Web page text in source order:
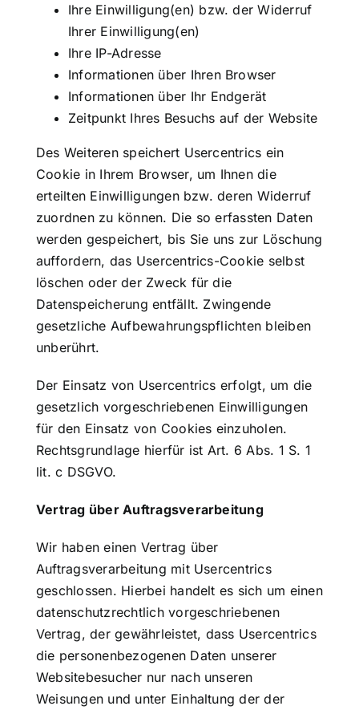
Ihre Einwilligung(en) bzw. der Widerruf
Ihrer Einwilligung(en)
Ihre IP-Adresse
Informationen über Ihren Browser
Informationen über Ihr Endgerät
Zeitpunkt Ihres Besuchs auf der Website
Des Weiteren speichert Usercentrics ein
Cookie in Ihrem Browser, um Ihnen die
erteilten Einwilligungen bzw. deren Widerruf
zuordnen zu können. Die so erfassten Daten
werden gespeichert, bis Sie uns zur Löschung
auffordern, das Usercentrics-Cookie selbst
löschen oder der Zweck für die
Datenspeicherung entfällt. Zwingende
gesetzliche Aufbewahrungspflichten bleiben
unberührt.
Der Einsatz von Usercentrics erfolgt, um die
gesetzlich vorgeschriebenen Einwilligungen
für den Einsatz von Cookies einzuholen.
Rechtsgrundlage hierfür ist Art. 6 Abs. 1 S. 1
lit. c DSGVO.
Vertrag über Auftragsverarbeitung
Wir haben einen Vertrag über
Auftragsverarbeitung mit Usercentrics
geschlossen. Hierbei handelt es sich um einen
datenschutzrechtlich vorgeschriebenen
Vertrag, der gewährleistet, dass Usercentrics
die personenbezogenen Daten unserer
Websitebesucher nur nach unseren
Weisungen und unter Einhaltung der der